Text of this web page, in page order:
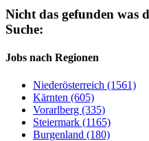
Nicht das gefunden was
Suche:
Jobs nach Regionen
Niederösterreich (1561)
Kärnten (605)
Vorarlberg (335)
Steiermark (1165)
Burgenland (180)